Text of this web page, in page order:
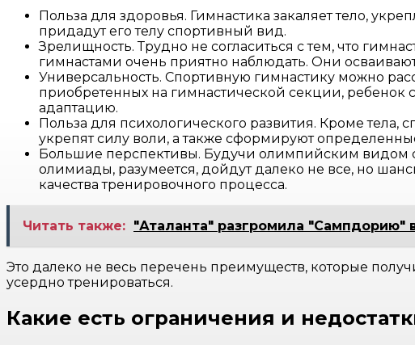
Польза для здоровья. Гимнастика закаляет тело,
придадут его телу спортивный вид.
Зрелищность. Трудно не согласиться с тем, что
гимнастами очень приятно наблюдать. Они
Универсальность. Спортивную гимнастику можно
приобретенных на гимнастической секции, ребенок
адаптацию.
Польза для психологического развития. Кроме тела,
укрепят силу воли, а также сформируют
Большие перспективы. Будучи олимпийским видом
олимиады, разумеется, дойдут далеко не все, но
качества тренировочного процесса.
Читать также: "Аталанта" разгромила "Сампдорию"
Это далеко не весь перечень преимуществ, которые
усердно тренироваться.
Какие есть ограничения и